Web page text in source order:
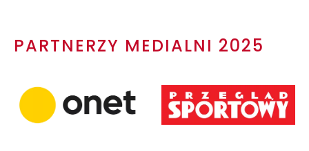
PARTNERZY MEDIALNI 2025